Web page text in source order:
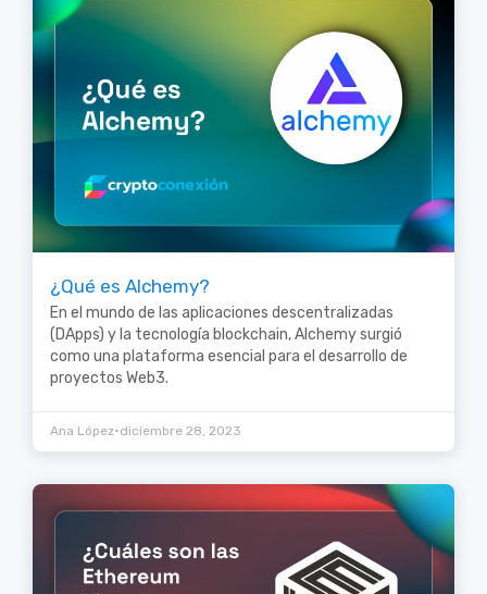
¿Qué es Alchemy?
En el mundo de las aplicaciones descentralizadas
(DApps) y la tecnología blockchain, Alchemy surgió
como una plataforma esencial para el desarrollo de
proyectos Web3.
Ana López•diciembre 28, 2023